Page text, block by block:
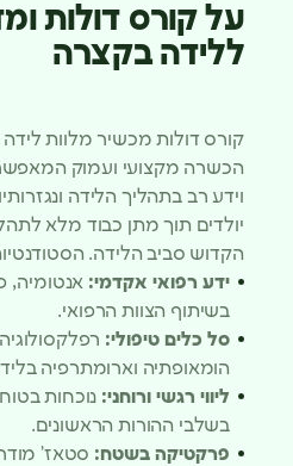
על קורס דולות
ללידה בקצרה
קורס דולות מכשיר מלוות
הכשרה מקצועי ועמוק
וידע רב בתהליך הלידה
יולדים תוך מתן כבוד מלא
הקדוש סביב הלידה.
ידע רפואי אקדמי: אנטומיה,
בשיתוף הצוות הרפואי.
סל כלים טיפולי:
הומאופתיה וארומתרפיה
ליווי רגשי ורוחני: נוכחות
בשלבי ההורות הראשונים.
פרקטיקה בשטח: סטאז’